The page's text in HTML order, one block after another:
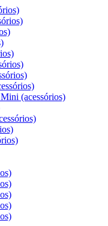
(acessórios)